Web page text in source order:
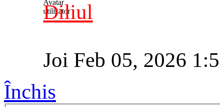
Diliul
Joi Feb 05, 2026
Închis